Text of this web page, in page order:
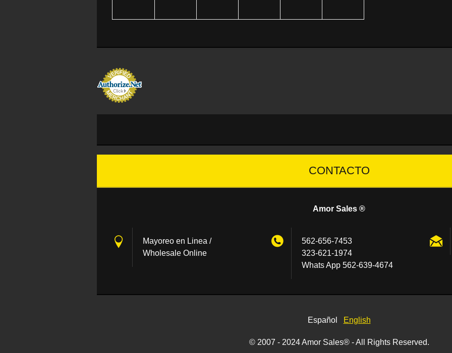
CONTACTO
Amor Sales ®
Mayoreo en Linea /
Wholesale Online
562-656-7453
323-621-1974
Whats App 562-639-4674
Español English
© 2007 - 2024 Amor Sales® - All Rights Reserved.